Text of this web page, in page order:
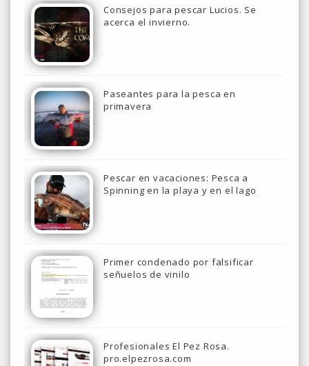
Consejos para pescar Lucios. Se
acerca el invierno.
Paseantes para la pesca en
primavera
Pescar en vacaciones: Pesca a
Spinning en la playa y en el lago
Primer condenado por falsificar
señuelos de vinilo
Profesionales El Pez Rosa.
pro.elpezrosa.com